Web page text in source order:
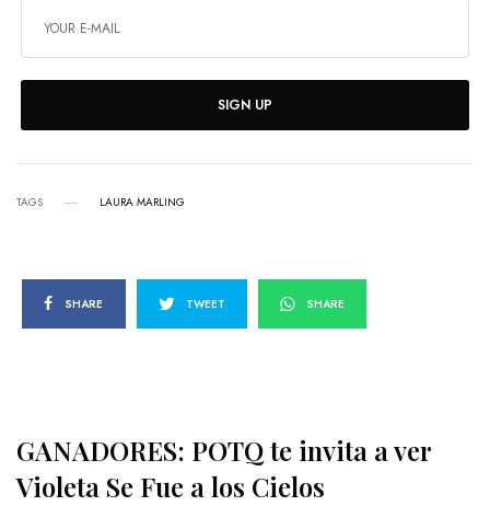
SIGN UP
TAGS LAURA MARLING
SHARE TWEET SHARE
GANADORES: POTQ te invita a ver
Violeta Se Fue a los Cielos